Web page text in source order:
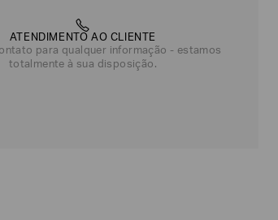
ATENDIMENTO AO CLIENTE
para qualquer informação - estamos
totalmente à sua disposição.